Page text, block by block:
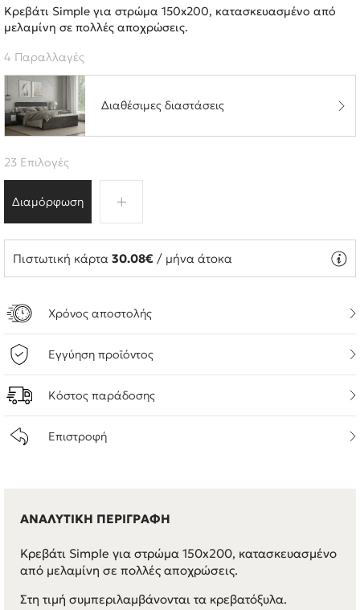
Κρεβάτι Simple για στρώμα 150x200, κατασκευασμένο από
μελαμίνη σε πολλές αποχρώσεις.
4 Παραλλαγές
Διαθέσιμες διαστάσεις
Διαμόρφωση
23 Επιλογές
Πιστωτική κάρτα 30.08€ / μήνα άτοκα
Χρόνος αποστολής
Εγγύηση προϊόντος
Κόστος παράδοσης
Επιστροφή
ΑΝΑΛΥΤΙΚΗ ΠΕΡΙΓΡΑΦΗ
Κρεβάτι Simple για στρώμα 150x200, κατασκευασμένο
από μελαμίνη σε πολλές αποχρώσεις.
Στη τιμή συμπεριλαμβάνονται τα κρεβατόξυλα.